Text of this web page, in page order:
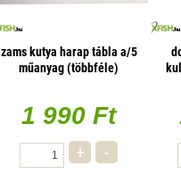
zams kutya harap tábla a/5
műanyag (többféle)
1 990 Ft
+ -